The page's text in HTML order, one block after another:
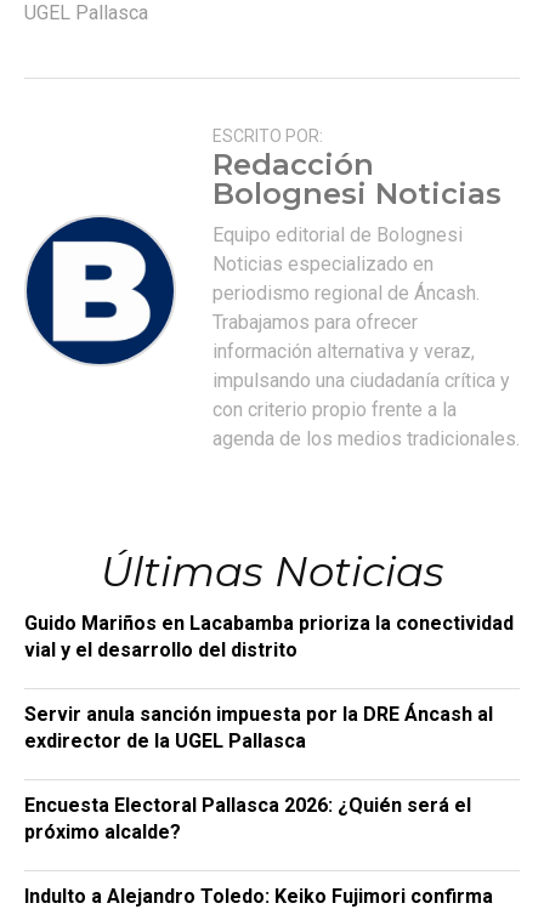
UGEL Pallasca
ESCRITO POR:
Redacción
Bolognesi Noticias
Equipo editorial de Bolognesi
Noticias especializado en
periodismo regional de Áncash.
Trabajamos para ofrecer
información alternativa y veraz,
impulsando una ciudadanía crítica y
con criterio propio frente a la
agenda de los medios tradicionales.
Últimas Noticias
Guido Mariños en Lacabamba prioriza la conectividad
vial y el desarrollo del distrito
Servir anula sanción impuesta por la DRE Áncash al
exdirector de la UGEL Pallasca
Encuesta Electoral Pallasca 2026: ¿Quién será el
próximo alcalde?
Indulto a Alejandro Toledo: Keiko Fujimori confirma